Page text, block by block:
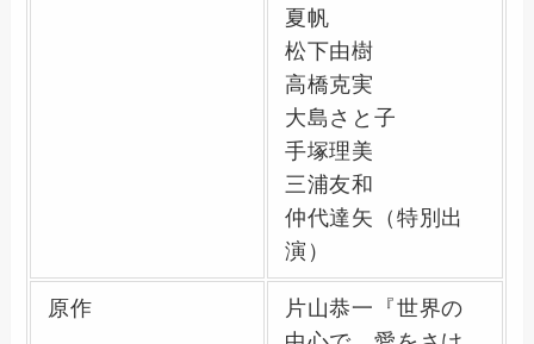
夏帆
松下由樹
高橋克実
大島さと子
手塚理美
三浦友和
仲代達矢（特別出
演）
原作
片山恭一『世界の